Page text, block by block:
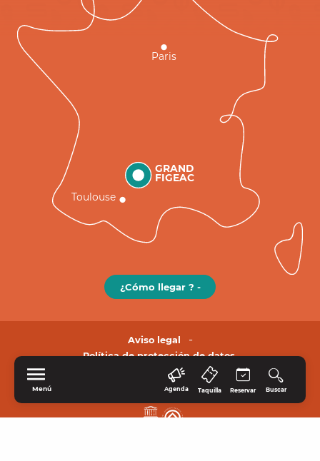
Menú Agenda Taquilla Reservar Buscar
GRAND
FIGEAC
Toulouse
Paris
¿Cómo llegar ? -
Aviso legal
Política de protección de datos.